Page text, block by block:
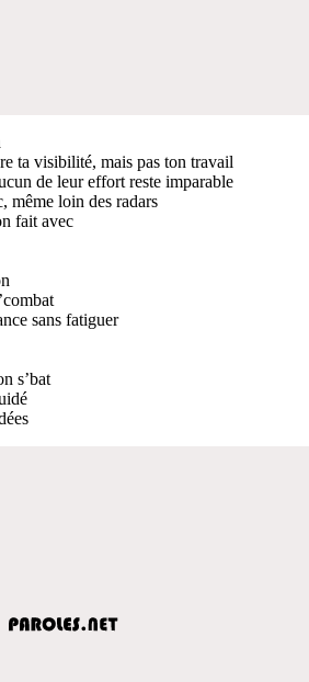
ta visibilité, mais pas ton travail
de leur effort reste imparable
même loin des radars
fait avec
sans fatiguer
s’bat